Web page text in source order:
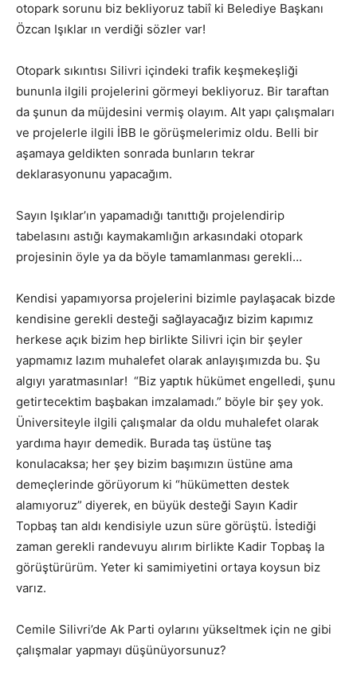
otopark sorunu biz bekliyoruz tabiî ki Belediye Başkanı
Özcan Işıklar ın verdiği sözler var!
Otopark sıkıntısı Silivri içindeki trafik keşmekeşliği
bununla ilgili projelerini görmeyi bekliyoruz. Bir taraftan
da şunun da müjdesini vermiş olayım. Alt yapı çalışmaları
ve projelerle ilgili İBB le görüşmelerimiz oldu. Belli bir
aşamaya geldikten sonrada bunların tekrar
deklarasyonunu yapacağım.
Sayın Işıklar’ın yapamadığı tanıttığı projelendirip
tabelasını astığı kaymakamlığın arkasındaki otopark
projesinin öyle ya da böyle tamamlanması gerekli…
Kendisi yapamıyorsa projelerini bizimle paylaşacak bizde
kendisine gerekli desteği sağlayacağız bizim kapımız
herkese açık bizim hep birlikte Silivri için bir şeyler
yapmamız lazım muhalefet olarak anlayışımızda bu. Şu
algıyı yaratmasınlar! “Biz yaptık hükümet engelledi, şunu
getirtecektim başbakan imzalamadı.” böyle bir şey yok.
Üniversiteyle ilgili çalışmalar da oldu muhalefet olarak
yardıma hayır demedik. Burada taş üstüne taş
konulacaksa; her şey bizim başımızın üstüne ama
demeçlerinde görüyorum ki “hükümetten destek
alamıyoruz” diyerek, en büyük desteği Sayın Kadir
Topbaş tan aldı kendisiyle uzun süre görüştü. İstediği
zaman gerekli randevuyu alırım birlikte Kadir Topbaş la
görüştürürüm. Yeter ki samimiyetini ortaya koysun biz
varız.
Cemile Silivri’de Ak Parti oylarını yükseltmek için ne gibi
çalışmalar yapmayı düşünüyorsunuz?